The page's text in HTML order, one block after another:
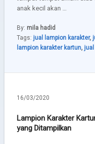
anak kecil akan …
By: mila hadid
Tags: jual lampion karakter,
lampion karakter kartun,
16/03/2020
Lampion Karakter
yang Ditampilkan